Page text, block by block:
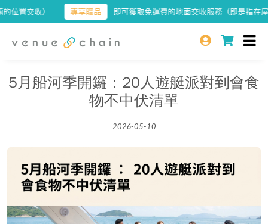
交收） 專享贈品 即可獲取免運費的地面交收服務（即是指在屋苑或
5月船河季開鑼：20人遊艇派對到會食
物不中伏清單
2026-05-10